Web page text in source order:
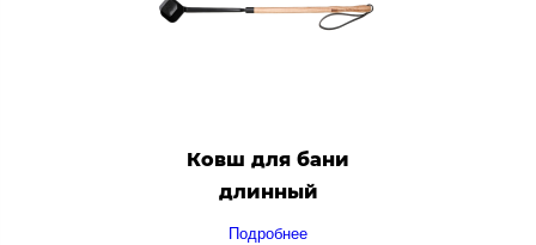
Ковш для бани
длинный
Подробнее